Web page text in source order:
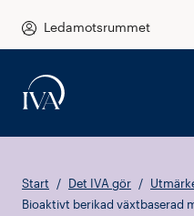
Ledamotsrummet
Start Det IVA gör
Bioaktivt berikad växtbaserad